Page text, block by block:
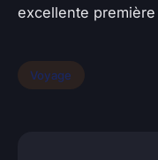
excellente
Voyage